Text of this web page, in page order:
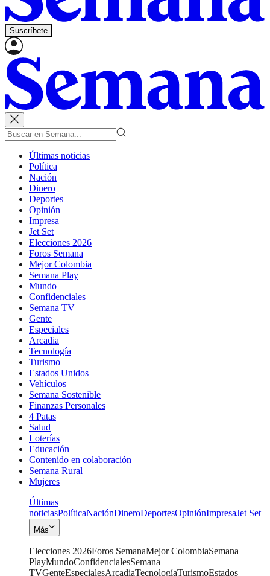
Suscríbete
Últimas noticias
Política
Nación
Dinero
Deportes
Opinión
Impresa
Jet Set
Elecciones 2026
Foros Semana
Mejor Colombia
Semana Play
Mundo
Confidenciales
Semana TV
Gente
Especiales
Arcadia
Tecnología
Turismo
Estados Unidos
Vehículos
Semana Sostenible
Finanzas Personales
4 Patas
Salud
Loterías
Educación
Contenido en colaboración
Semana Rural
Mujeres
Últimas
noticiasPolíticaNaciónDineroDeportesOpiniónImpresaJet Set
Más
Elecciones 2026Foros SemanaMejor ColombiaSemana
PlayMundoConfidencialesSemana
TVGenteEspecialesArcadiaTecnologíaTurismoEstados